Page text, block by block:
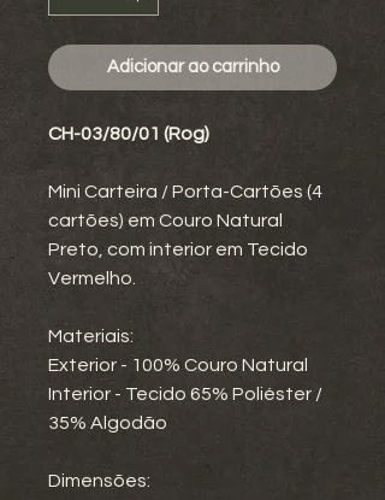
Adicionar ao carrinho
CH-03/80/01 (Rog)
Mini Carteira / Porta-Cartões (4
cartões) em Couro Natural
Preto, com interior em Tecido
Vermelho.
Materiais:
Exterior - 100% Couro Natural
Interior - Tecido 65% Poliéster /
35% Algodão
Dimensões: